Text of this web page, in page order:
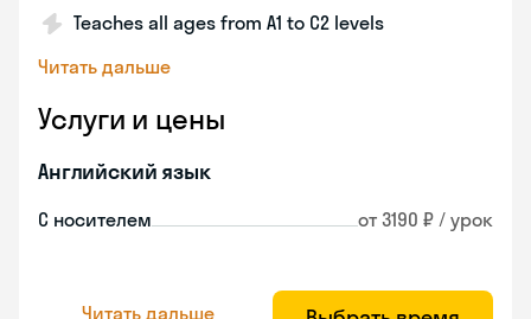
Teaches all ages from A1 to C2 levels
Читать дальше
Услуги и цены
Английский язык
С носителем от 3190 ₽ / урок
Читать дальше